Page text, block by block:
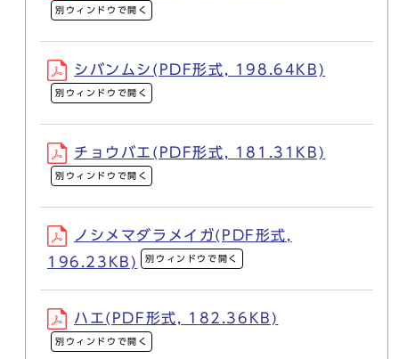
別ウィンドウで開く
シバンムシ(PDF形式, 198.64KB)
別ウィンドウで開く
チョウバエ(PDF形式, 181.31KB)
別ウィンドウで開く
ノシメマダラメイガ(PDF形式,
196.23KB)
別ウィンドウで開く
ハエ(PDF形式, 182.36KB)
別ウィンドウで開く